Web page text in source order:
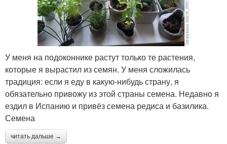
У меня на подоконнике растут только те растения,
которые я вырастил из семян. У меня сложилась
традиция: если я еду в какую-нибудь страну, я
обязательно привожу из этой страны семена. Недавно я
ездил в Испанию и привёз семена редиса и базилика.
Семена
читать дальше →